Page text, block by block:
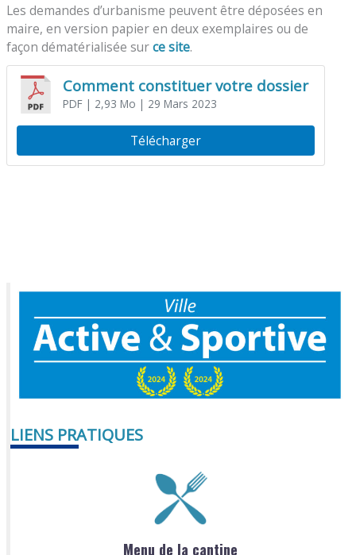
Les demandes d’urbanisme peuvent être déposées en
maire, en version papier en deux exemplaires ou de
façon dématérialisée surce site.
Comment constituer votre dossier
PDF| 2,93 Mo | 29 Mars 2023
Télécharger
LIENS PRATIQUES
Menu de la cantine